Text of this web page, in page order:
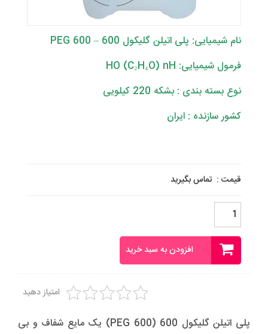
نام شیمیایی: پلی اتیلن گلیکول 600 – PEG 600
فرمول شیمیایی: HO (C₂H₄O) nH
نوع بسته بندی : بشکه 220 کیلویی
کشور سازنده : ایران
قیمت : تماس بگیرید
پلی
اتیلن
گلیکول
600
PEG
افزودن به سبد خرید
امتیاز دهید
پلی اتیلن گلیکول 600 (PEG 600) یک مایع شفاف و بی